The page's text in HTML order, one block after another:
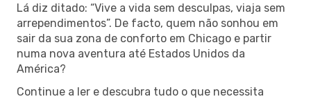
Lá diz ditado: “Vive a vida sem desculpas, viaja sem
arrependimentos”. De facto, quem não sonhou em
sair da sua zona de conforto em Chicago e partir
numa nova aventura até Estados Unidos da
América?
Continue a ler e descubra tudo o que necessita